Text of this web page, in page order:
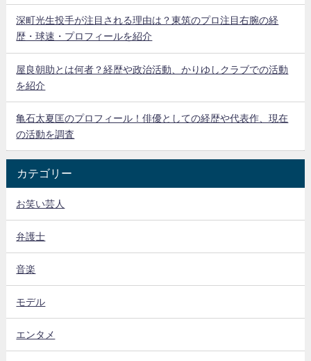
深町光生投手が注目される理由は？東筑のプロ注目右腕の経
歴・球速・プロフィールを紹介
屋良朝助とは何者？経歴や政治活動、かりゆしクラブでの活動
を紹介
亀石太夏匡のプロフィール！俳優としての経歴や代表作、現在
の活動を調査
カテゴリー
お笑い芸人
弁護士
音楽
モデル
エンタメ